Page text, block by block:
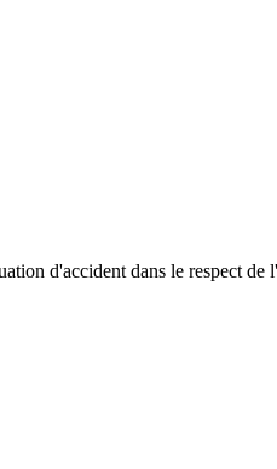
d'accident dans le respect